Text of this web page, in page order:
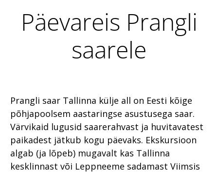
Päevareis Prangli
saarele
Prangli saar Tallinna külje all on Eesti kõige
põhjapoolsem aastaringse asustusega saar.
Värvikaid lugusid saarerahvast ja huvitavatest
paikadest jätkub kogu päevaks. Ekskursioon
algab (ja lõpeb) mugavalt kas Tallinna
kesklinnast või Leppneeme sadamast Viimsis